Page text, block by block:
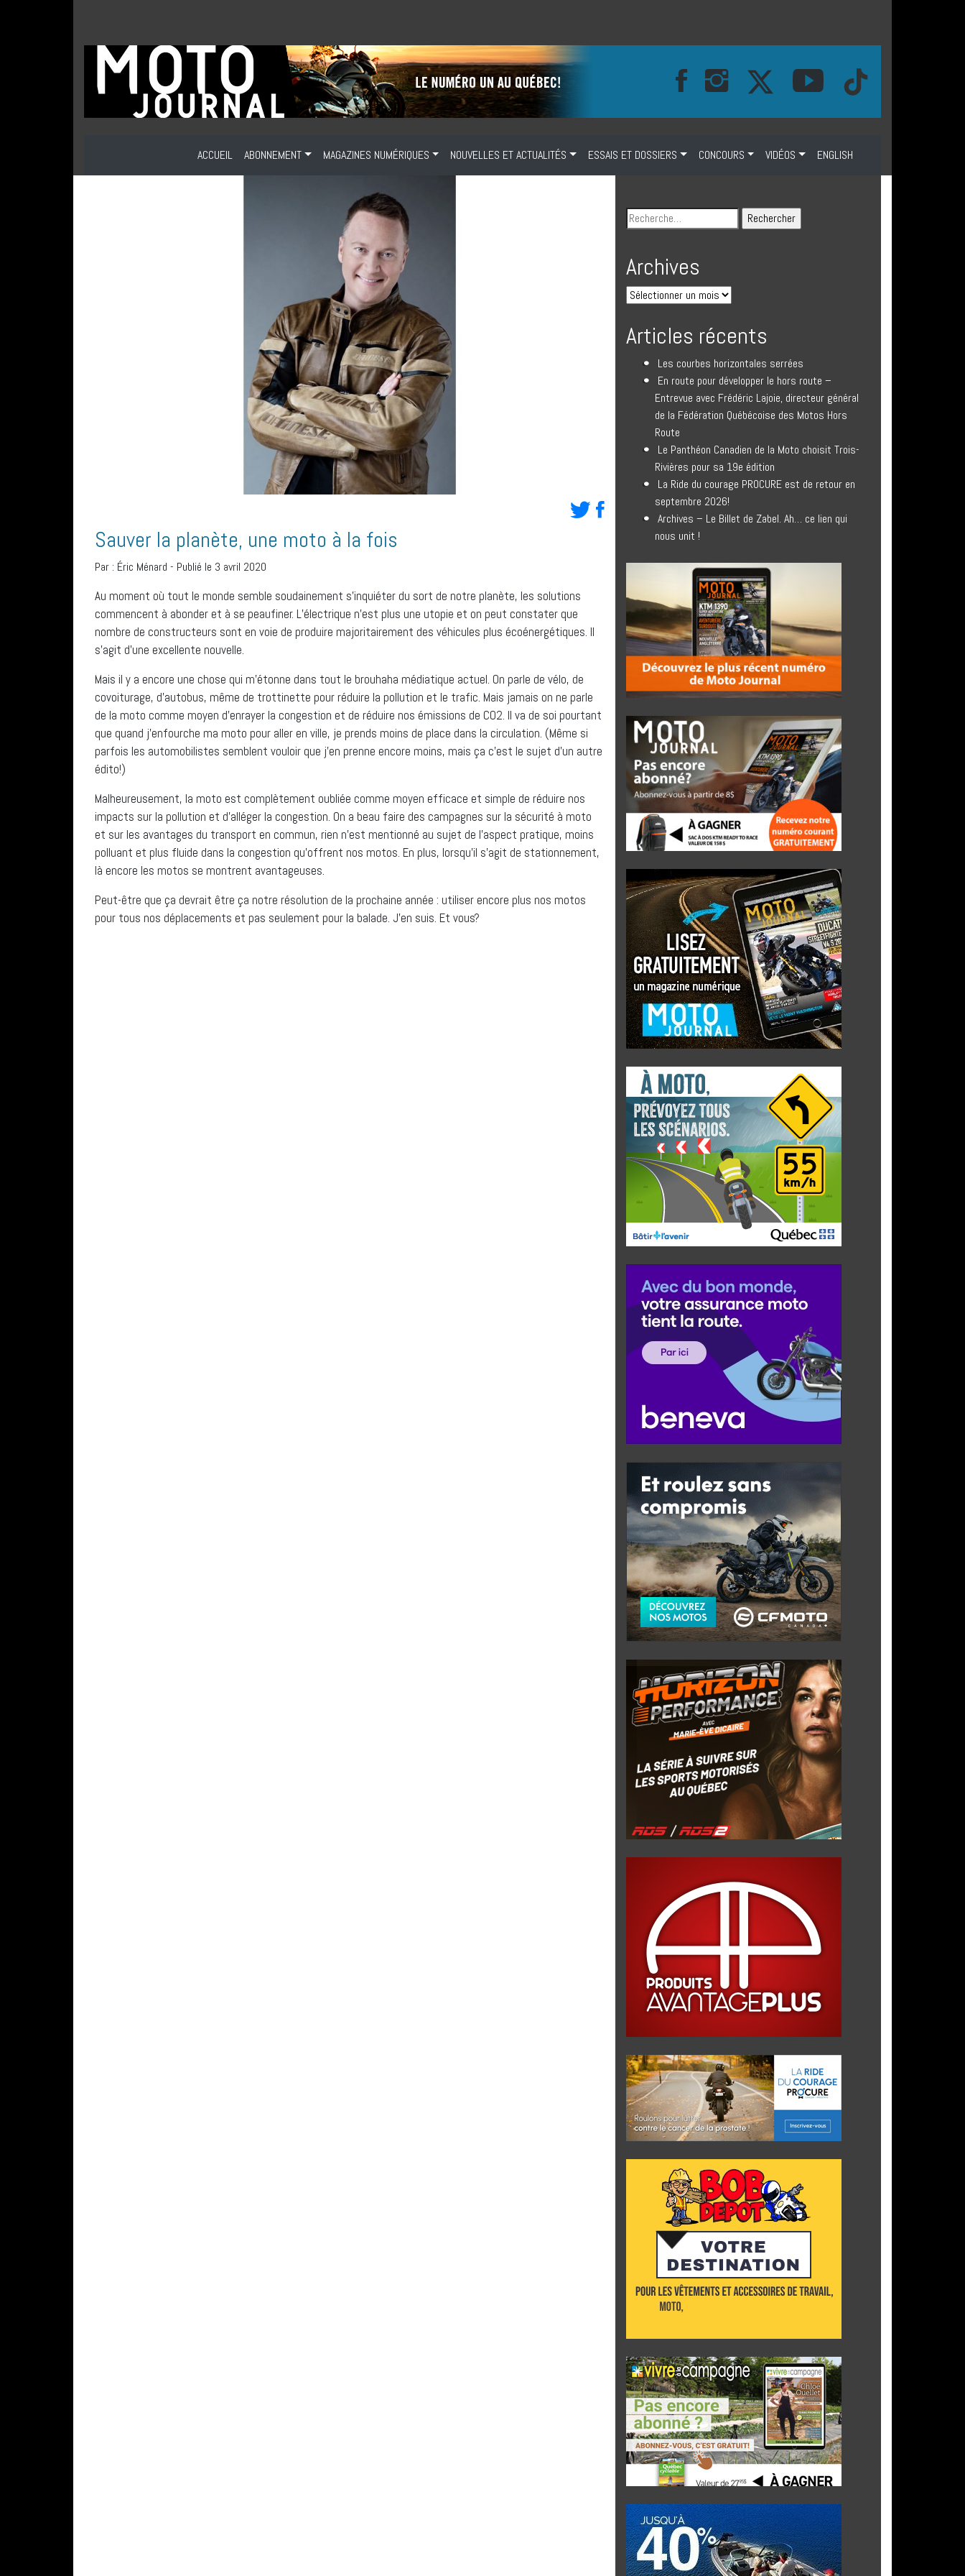
ACCUEIL ABONNEMENT MAGAZINES NUMÉRIQUES NOUVELLES ET ACTUALITÉS ESSAIS ET DOSSIERS CONCOURS VIDÉOS ENGLISH
Sauver la planète, une moto à la fois
Par : Éric Ménard - Publié le 3 avril 2020
Au moment où tout le monde semble soudainement s’inquiéter du sort de notre planète, les solutions
commencent à abonder et à se peaufiner. L’électrique n’est plus une utopie et on peut constater que
nombre de constructeurs sont en voie de produire majoritairement des véhicules plus écoénergétiques. Il
s’agit d’une excellente nouvelle.
Mais il y a encore une chose qui m’étonne dans tout le brouhaha médiatique actuel. On parle de vélo, de
covoiturage, d’autobus, même de trottinette pour réduire la pollution et le trafic. Mais jamais on ne parle
de la moto comme moyen d’enrayer la congestion et de réduire nos émissions de CO2. Il va de soi pourtant
que quand j’enfourche ma moto pour aller en ville, je prends moins de place dans la circulation. (Même si
parfois les automobilistes semblent vouloir que j’en prenne encore moins, mais ça c’est le sujet d’un autre
édito!)
Malheureusement, la moto est complètement oubliée comme moyen efficace et simple de réduire nos
impacts sur la pollution et d’alléger la congestion. On a beau faire des campagnes sur la sécurité à moto
et sur les avantages du transport en commun, rien n’est mentionné au sujet de l’aspect pratique, moins
polluant et plus fluide dans la congestion qu’offrent nos motos. En plus, lorsqu’il s’agit de stationnement,
là encore les motos se montrent avantageuses.
Peut-être que ça devrait être ça notre résolution de la prochaine année : utiliser encore plus nos motos
pour tous nos déplacements et pas seulement pour la balade. J’en suis. Et vous?
Archives
Articles récents
Les courbes horizontales serrées
En route pour développer le hors route –
Entrevue avec Frédéric Lajoie, directeur général
de la Fédération Québécoise des Motos Hors
Route
Le Panthéon Canadien de la Moto choisit Trois-
Rivières pour sa 19e édition
La Ride du courage PROCURE est de retour en
septembre 2026!
Archives – Le Billet de Zabel. Ah… ce lien qui
nous unit !